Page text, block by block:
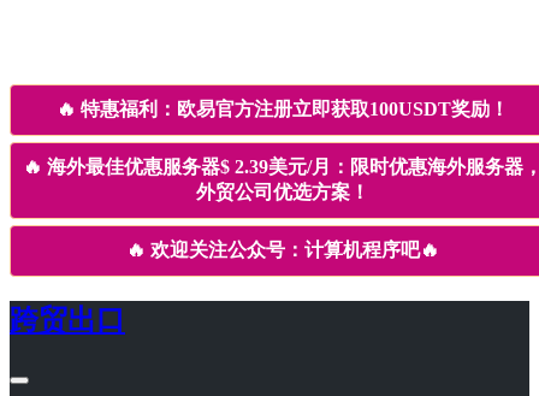
🔥 特惠福利：欧易官方注册立即获取100USDT奖励！
🔥 海外最佳优惠服务器$ 2.39美元/月：限时优惠海外服务器
外贸公司优选方案！
🔥 欢迎关注公众号：计算机程序吧🔥
跨贸出口